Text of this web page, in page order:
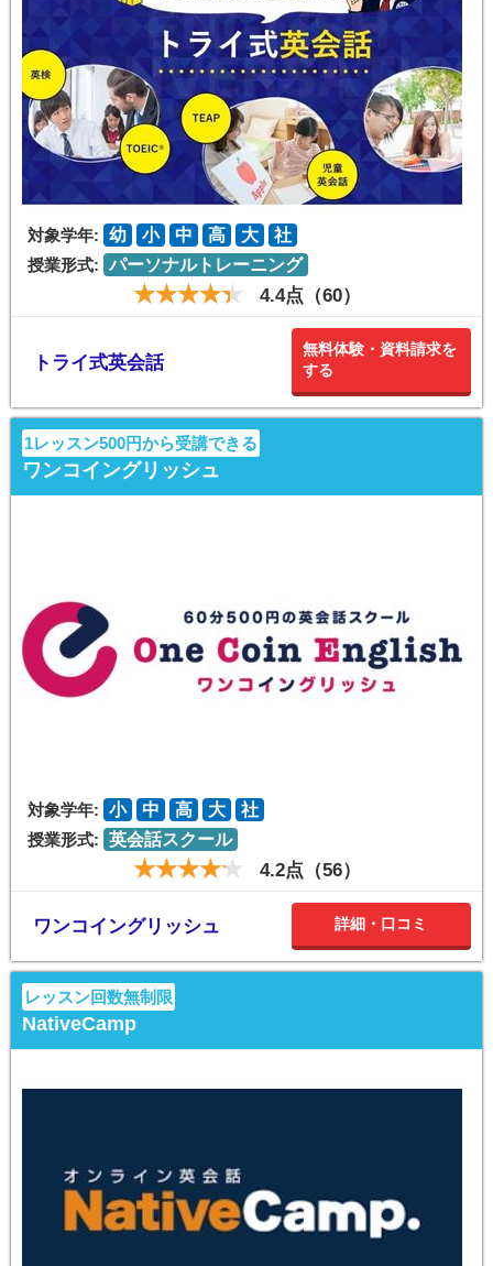
対象学年: 幼 小 中 高 大
社
授業形式: パーソナルトレーニング
4.4点（60）
トライ式英会話
無料体験・資料請求を
する
1レッスン500円から受講できる
ワンコイングリッシュ
対象学年: 小 中 高 大
社
授業形式: 英会話スクール
4.2点（56）
ワンコイングリッシュ 詳細・口コミ
レッスン回数無制限
NativeCamp